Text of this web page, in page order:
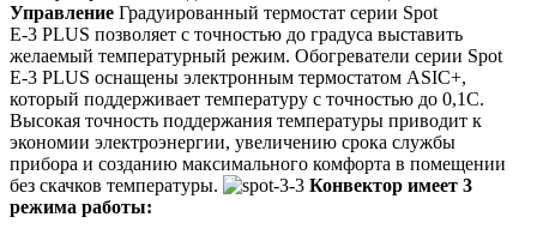
Управление Градуированный термостат серии Spot
Е-3 PLUS позволяет с точностью до градуса выставить
желаемый температурный режим. Обогреватели серии Spot
Е-3 PLUS оснащены электронным термостатом ASIC+,
который поддерживает температуру с точностью до 0,1С.
Высокая точность поддержания температуры приводит к
экономии электроэнергии, увеличению срока службы
прибора и созданию максимального комфорта в помещении
без скачков температуры.
Конвектор имеет 3
режима работы: